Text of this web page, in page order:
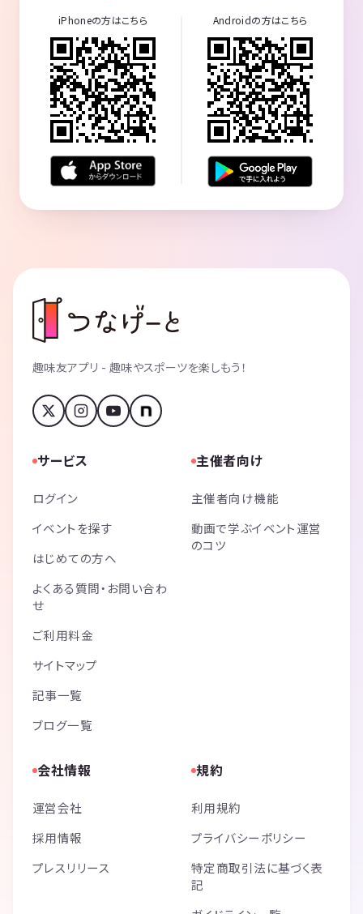
iPhoneの方はこちら Androidの方はこちら
趣味友アプリ - 趣味やスポーツを楽しもう！
サービス
ログイン
イベントを探す
はじめての方へ
よくある質問・お問い合わ
せ
ご利用料金
サイトマップ
記事一覧
ブログ一覧
主催者向け
主催者向け機能
動画で学ぶイベント運営
のコツ
会社情報
運営会社
採用情報
プレスリリース
規約
利用規約
プライバシーポリシー
特定商取引法に基づく表
記